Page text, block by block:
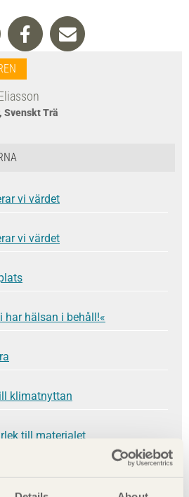
Svenskt Trä
vi värdet
vi värdet
har hälsan i behåll!«
klimatnyttan
till materialet